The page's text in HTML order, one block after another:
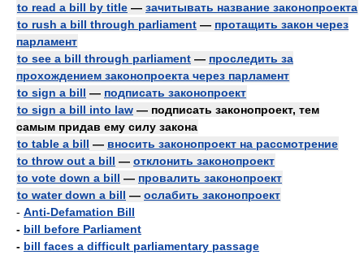
to read a bill by title — зачитывать название законопроекта
to rush a bill through parliament — протащить закон через
парламент
to see a bill through parliament — проследить за
прохождением законопроекта через парламент
to sign a bill — подписать законопроект
to sign a bill into law — подписать законопроект, тем
самым придав ему силу закона
to table a bill — вносить законопроект на рассмотрение
to throw out a bill — отклонить законопроект
to vote down a bill — провалить законопроект
to water down a bill — ослабить законопроект
- Anti-Defamation Bill
- bill before Parliament
- bill faces a difficult parliamentary passage